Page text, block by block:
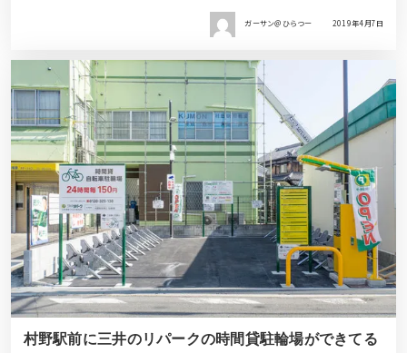
ガーサン＠ひらつー 2019年4月7日
村野駅前に三井のリパークの時間貸駐輪場ができてる